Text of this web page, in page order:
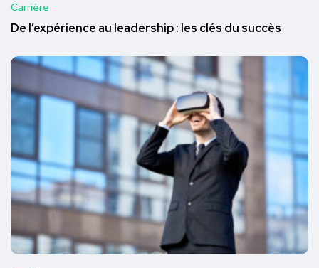
Carrière
De l’expérience au leadership : les clés du succès